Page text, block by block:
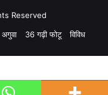
Reserved
36 गढ़ी फोटू विविध